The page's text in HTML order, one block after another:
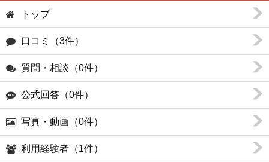
トップ
口コミ（3件）
質問・相談（0件）
公式回答（0件）
写真・動画（0件）
利用経験者（1件）